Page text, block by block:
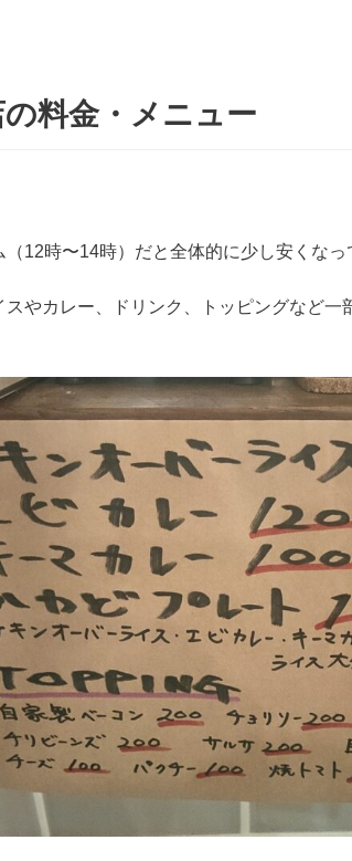
料金・メニュー
12時〜14時）だと全体的に少し安くなっ
やカレー、ドリンク、トッピングなど一